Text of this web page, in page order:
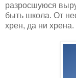
разросшуюся
быть школа. От
хрен, да ни